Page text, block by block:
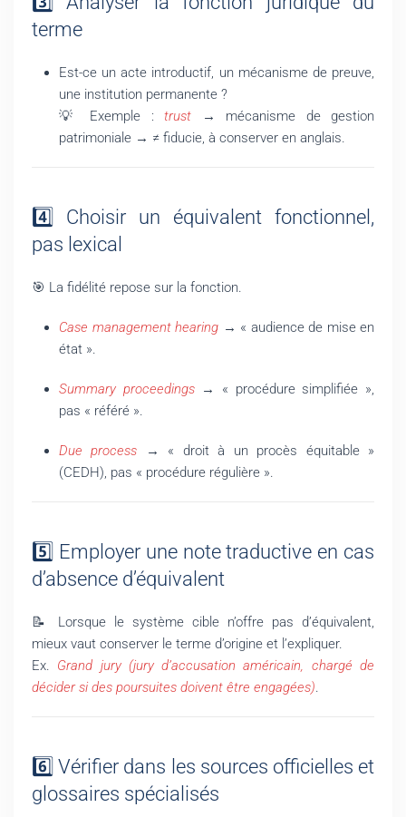
terme
Est-ce un acte introductif, un mécanisme de preuve,
une institution permanente ?
💡 Exemple : trust → mécanisme de gestion
patrimoniale → ≠ fiducie, à conserver en anglais.
4️⃣ Choisir un équivalent fonctionnel,
pas lexical
🎯 La fidélité repose sur la fonction.
Case management hearing → « audience de mise en
état ».
Summary proceedings→ « procédure simplifiée »,
pas « référé ».
Due process → « droit à un procès équitable »
(CEDH), pas « procédure régulière ».
5️⃣ Employer une note traductive en cas
d’absence d’équivalent
📝 Lorsque le système cible n’offre pas d’équivalent,
mieux vaut conserver le terme d’origine et l’expliquer.
Ex. Grand jury (jury d’accusation américain, chargé de
décider si des poursuites doivent être engagées).
6️⃣ Vérifier dans les sources officielles et
glossaires spécialisés